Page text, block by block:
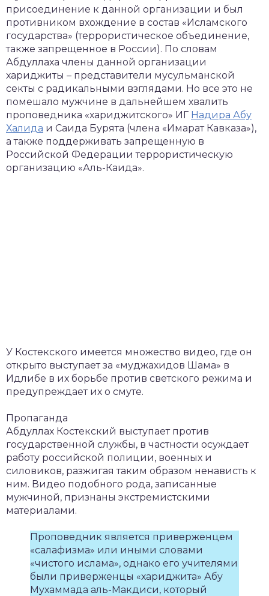
присоединение к данной организации и был
противником вхождение в состав «Исламского
государства» (террористическое объединение,
также запрещенное в России). По словам
Абдуллаха члены данной организации
хариджиты – представители мусульманской
секты с радикальными взглядами. Но все это не
помешало мужчине в дальнейшем хвалить
проповедника «хариджитского» ИГ Надира Абу
Халида и Саида Бурята (члена «Имарат Кавказа»),
а также поддерживать запрещенную в
Российской Федерации террористическую
организацию «Аль-Каида».
У Костекского имеется множество видео, где он
открыто выступает за «муджахидов Шама» в
Идлибе в их борьбе против светского режима и
предупреждает их о смуте.
Пропаганда
Абдуллах Костекский выступает против
государственной службы, в частности осуждает
работу российской полиции, военных и
силовиков, разжигая таким образом ненависть к
ним. Видео подобного рода, записанные
мужчиной, признаны экстремистскими
материалами.
Проповедник является приверженцем
«салафизма» или иными словами
«чистого ислама», однако его учителями
были приверженцы «хариджита» Абу
Мухаммада аль-Макдиси, который